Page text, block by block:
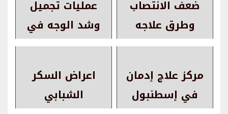
ضعف الانتصاب
وطرق علاجه
عمليات تجميل
وشد الوجه في
إسطنبول:
والنتائج المتوقعة
مركز علاج إدمان
في إسطنبول
اعراض السكر
الشبابي